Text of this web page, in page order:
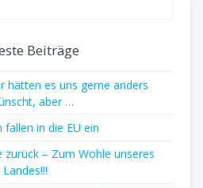
Beiträge
hätten es uns gerne anders
aber …
fallen in die EU ein
– Zum Wohle unseres
Landes!!!